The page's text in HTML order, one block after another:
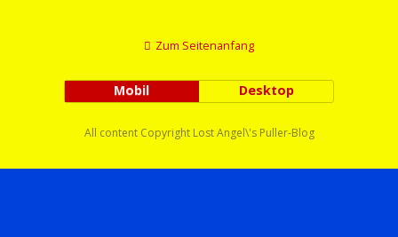
Zum Seitenanfang
Mobil Desktop
All content Copyright Lost Angel\'s Puller-Blog